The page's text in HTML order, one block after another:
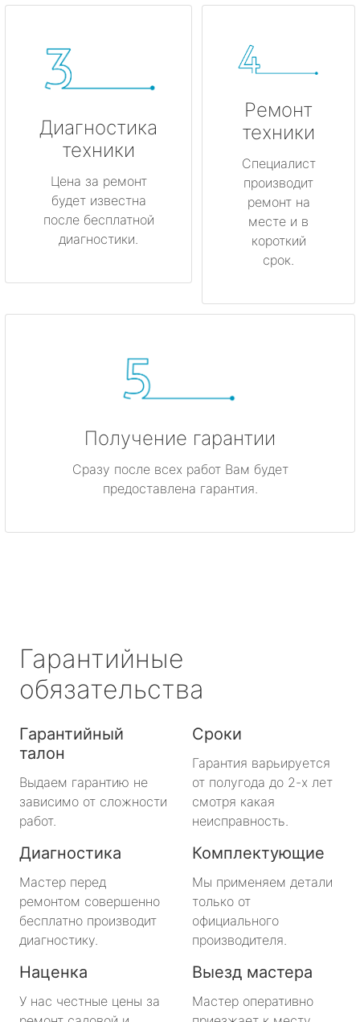
Диагностика
техники
Цена за ремонт
будет известна
после бесплатной
диагностики.
Ремонт
техники
Специалист
производит
ремонт на
месте и в
короткий
срок.
Получение гарантии
Сразу после всех работ Вам будет
предоставлена гарантия.
Гарантийные
обязательства
Гарантийный
талон
Выдаем гарантию не
зависимо от сложности
работ.
Сроки
Гарантия варьируется
от полугода до 2-х лет
смотря какая
неисправность.
Диагностика
Мастер перед
ремонтом совершенно
бесплатно производит
диагностику.
Комплектующие
Мы применяем детали
только от
официального
производителя.
Наценка
У нас честные цены за
Выезд мастера
Мастер оперативно